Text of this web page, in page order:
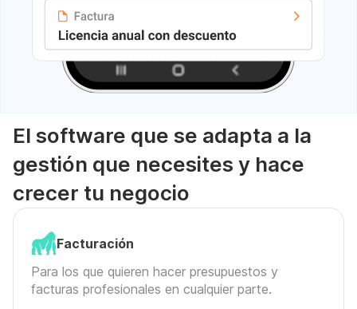
El software que se adapta a la
gestión que necesites y hace
crecer tu negocio
Facturación
Para los que quieren hacer presupuestos y
facturas profesionales en cualquier parte.